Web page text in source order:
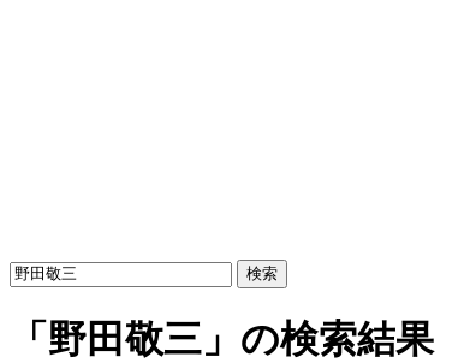
検索
「野田敬三」の検索結果